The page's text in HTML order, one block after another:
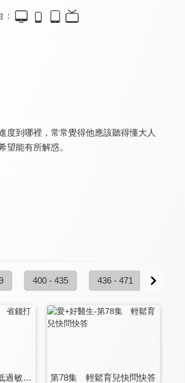
度到哪裡，常常覺得他應該聽得懂大人
能有所解惑。
400 - 435 436 - 471
第77集 省錢打造低過敏環境 第78集 輕鬆育兒快問快答